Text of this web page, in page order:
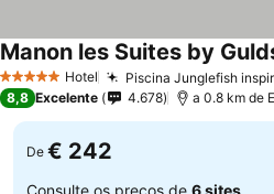
5 Estrelas Hotel Piscina Junglefish
Manon les Suites by
8,8 Excelente 4.678 a 0.8 km de
De € 242
Consulte os preços de 6 sites